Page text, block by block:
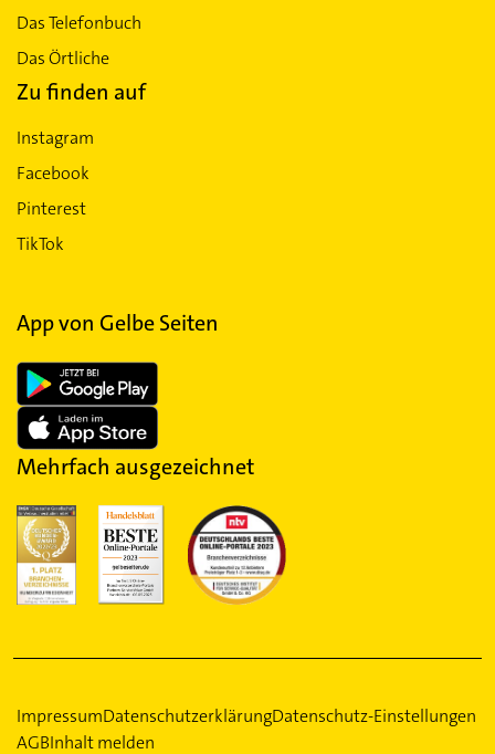
Das Telefonbuch
Das Örtliche
Zu finden auf
Instagram
Facebook
Pinterest
TikTok
App von Gelbe Seiten
Mehrfach ausgezeichnet
ImpressumDatenschutzerklärungDatenschutz-Einstellungen
AGBInhalt melden